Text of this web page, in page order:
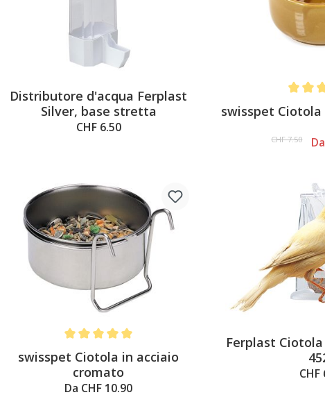
Distributore d'acqua Ferplast
Silver, base stretta
CHF 6.50
swisspet
CHF 7.50
Average rating of 5 out of 5 stars
swisspet Ciotola in acciaio
cromato
Da CHF 10.90
Ferplast
CHF